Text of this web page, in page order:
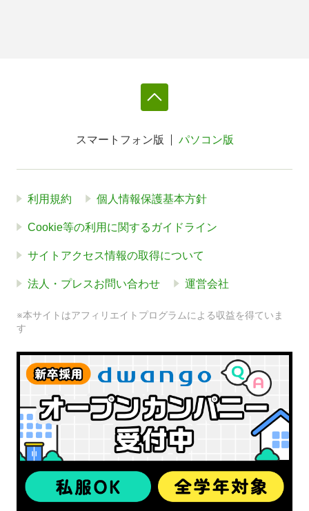
スマートフォン版 パソコン版
利用規約 個人情報保護基本方針
Cookie等の利用に関するガイドライン
サイトアクセス情報の取得について
法人・プレスお問い合わせ 運営会社
※本サイトはアフィリエイトプログラムによる収益を得ていま
す